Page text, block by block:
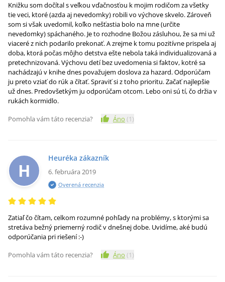
Knižku som dočítal s veľkou vďačnosťou k mojim rodičom za všetky
tie veci, ktoré (azda aj nevedomky) robili vo výchove skvelo. Zároveň
som si však uvedomil, koľko nešťastia bolo na mne (určite
nevedomky) spáchaného. Je to rozhodne Božou zásluhou, že sa mi už
viaceré z nich podarilo prekonať. A zrejme k tomu pozitívne prispela aj
doba, ktorá počas môjho detstva ešte nebola taká individualizovaná a
pretechnizovaná. Výchovu detí bez uvedomenia si faktov, kotré sa
nachádzajú v knihe dnes považujem doslova za hazard. Odporúčam
ju preto vziať do rúk a čítať. Spraviť si z toho prioritu. Začať najlepšie
už dnes. Predovšetkým ju odporúčam otcom. Lebo oni sú tí, čo držia v
rukách kormidlo.
Pomohla vám táto recenzia?
Áno (1)
H
Heuréka zákazník
6. februára 2019
Overená recenzia
Zatiaľ čo čítam, celkom rozumné pohľady na problémy, s ktorými sa
stretáva bežný priemerný rodič v dnešnej dobe. Uvidíme, aké budú
odporúčania pri riešení :-)
Pomohla vám táto recenzia?
Áno (1)